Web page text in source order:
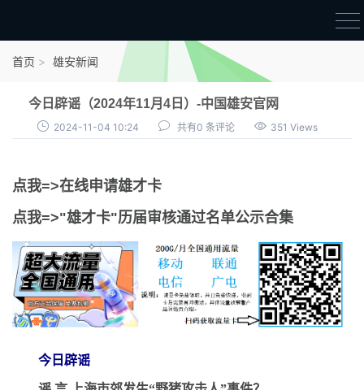
点我申领雄才卡
雄才卡资讯
雄安新闻
首页 雄安新闻
今日辟谣（2024年11月4日）-中国雄安官网
2024-11-04 10:24 共有0 条评论 351 Views
点我=>在线申请雄才卡
点我=>"雄才卡"历届审核通过名单公示合集
今日辟谣